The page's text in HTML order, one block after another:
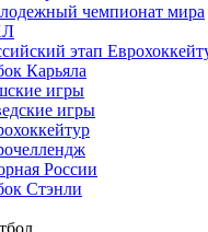
чемпионат мира
этап
Карьяла
игры
игры
России
Стэнли